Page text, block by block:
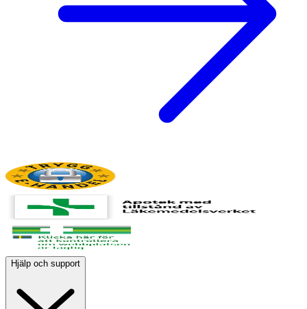
Hjälp och support